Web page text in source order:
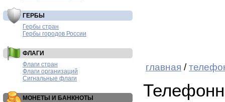
ГЕРБЫ
Гербы стран
Гербы городов России
ФЛАГИ
Флаги стран
Флаги организаций
Сигнальные флаги
МОНЕТЫ И БАНКНОТЫ
главная /